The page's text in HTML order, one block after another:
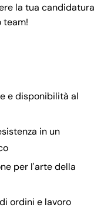
la tua candidatura
team!
e disponibilità al
in un
per l'arte della
ordini e lavoro